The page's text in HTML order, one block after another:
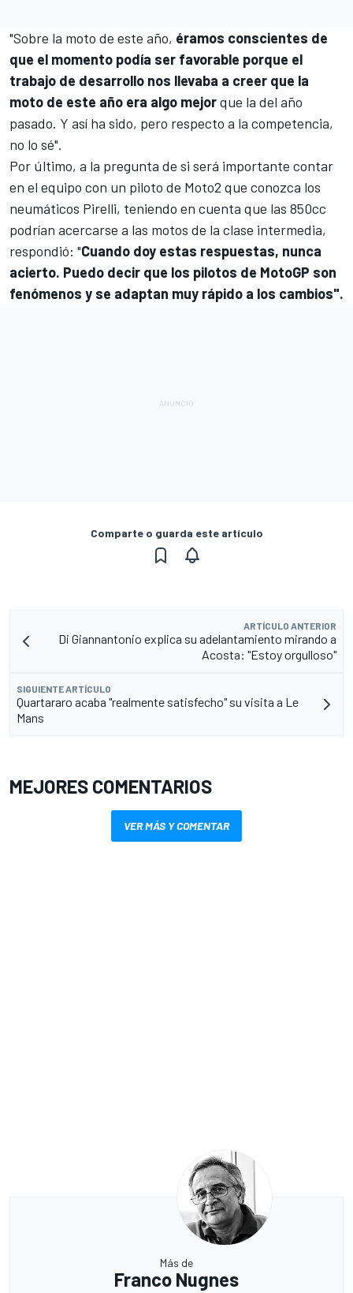
"Sobre la moto de este año, éramos conscientes de
que el momento podía ser favorable porque el
trabajo de desarrollo nos llevaba a creer que la
moto de este año era algo mejorque la del año
pasado. Y así ha sido, pero respecto a la competencia,
no lo sé".
Por último, a la pregunta de si será importante contar
en el equipo con un piloto de Moto2 que conozca los
neumáticos Pirelli, teniendo en cuenta que las 850cc
podrían acercarse a las motos de la clase intermedia,
respondió: "Cuando doy estas respuestas, nunca
acierto. Puedo decir que los pilotos de MotoGP son
fenómenos y se adaptan muy rápido a los cambios".
Comparte o guarda este artículo
ARTÍCULO ANTERIOR
Di Giannantonio explica su adelantamiento mirando a
Acosta: "Estoy orgulloso"
SIGUIENTE ARTÍCULO
Quartararo acaba "realmente satisfecho" su visita a Le
Mans
MEJORES COMENTARIOS
VER MÁS Y COMENTAR
Más de
Franco Nugnes